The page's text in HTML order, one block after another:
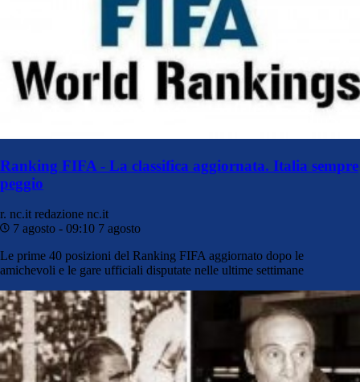
Ranking FIFA - La classifica aggiornata. Italia sempre
peggio
r. nc.it redazione nc.it
7 agosto - 09:10 7 agosto
Le prime 40 posizioni del Ranking FIFA aggiornato dopo le
amichevoli e le gare ufficiali disputate nelle ultime settimane